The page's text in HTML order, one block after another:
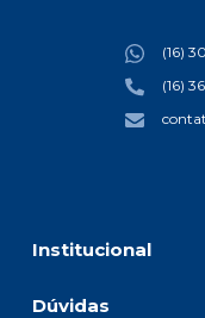
Institucional
Dúvidas
(16)
(16)